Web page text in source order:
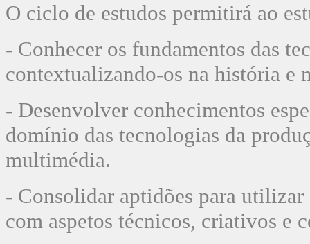
O ciclo de estudos permitirá ao
- Conhecer os fundamentos das
contextualizando-os na história e
- Desenvolver conhecimentos
domínio das tecnologias da
multimédia.
- Consolidar aptidões para
com aspetos técnicos, criativos e